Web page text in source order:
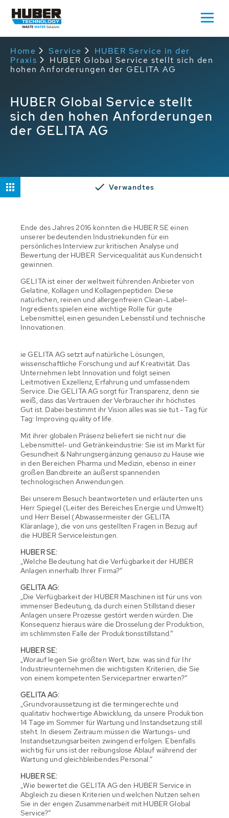
Home Service
HUBER Service in der
Praxis
HUBER Global Service stellt sich den
hohen Anforderungen der GELITA AG
HUBER Global Service stellt
sich den hohen Anforderungen
der GELITA AG
Verwandtes
Ende des Jahres 2016 konnten die HUBER SE einen
unserer bedeutenden Industriekunden für ein
persönliches Interview zur kritischen Analyse und
Bewertung der HUBER Servicequalität aus Kundensicht
gewinnen.
GELITA ist einer der weltweit führenden Anbieter von
Gelatine, Kollagen und Kollagenpeptiden. Diese
natürlichen, reinen und allergenfreien Clean-Label-
Ingredients spielen eine wichtige Rolle für gute
Lebensmittel, einen gesunden Lebensstil und technische
Innovationen.
ie GELITA AG setzt auf natürliche Lösungen,
wissenschaftliche Forschung und auf Kreativität. Das
Unternehmen lebt Innovation und folgt seinen
Leitmotiven Exzellenz, Erfahrung und umfassendem
Service. Die GELITA AG sorgt für Transparenz, denn sie
weiß, dass das Vertrauen der Verbraucher ihr höchstes
Gut ist. Dabei bestimmt ihr Vision alles was sie tut - Tag für
Tag: Improving quality of life.
Mit ihrer globalen Präsenz beliefert sie nicht nur die
Lebensmittel- und Getränkeindustrie: Sie ist im Markt für
Gesundheit & Nahrungsergänzung genauso zu Hause wie
in den Bereichen Pharma und Medizin, ebenso in einer
großen Bandbreite an äußerst spannenden
technologischen Anwendungen.
Bei unserem Besuch beantworteten und erläuterten uns
Herr Spiegel (Leiter des Bereiches Energie und Umwelt)
und Herr Beisel (Abwassermeister der GELITA
Kläranlage), die von uns gestellten Fragen in Bezug auf
die HUBER Serviceleistungen.
HUBER SE:
„Welche Bedeutung hat die Verfügbarkeit der HUBER
Anlagen innerhalb Ihrer Firma?“
GELITA AG:
„Die Verfügbarkeit der HUBER Maschinen ist für uns von
immenser Bedeutung, da durch einen Stillstand dieser
Anlagen unsere Prozesse gestört werden würden. Die
Konsequenz hieraus wäre die Drosselung der Produktion,
im schlimmsten Falle der Produktionsstillstand.“
HUBER SE:
„Worauf legen Sie größten Wert, bzw. was sind für Ihr
Industrieunternehmen die wichtigsten Kriterien, die Sie
von einem kompetenten Servicepartner erwarten?“
GELITA AG:
„Grundvoraussetzung ist die termingerechte und
qualitativ hochwertige Abwicklung, da unsere Produktion
14 Tage im Sommer für Wartung und Instandsetzung still
steht. In diesem Zeitraum müssen die Wartungs- und
Instandsetzungsarbeiten zwingend erfolgen. Ebenfalls
wichtig für uns ist der reibungslose Ablauf während der
Wartung und gleichbleibendes Personal.“
HUBER SE:
„Wie bewertet die GELITA AG den HUBER Service in
Abgleich zu diesen Kriterien und welchen Nutzen sehen
Sie in der engen Zusammenarbeit mit HUBER Global
Service?“